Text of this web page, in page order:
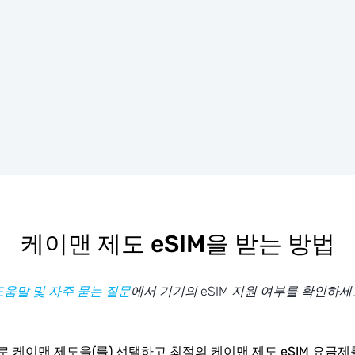
케이맨 제도 eSIM을 받는 방법
움말 및 자주 묻는 질문에서 기기의 eSIM 지원 여부를 확인하세
케이맨 제도을(를) 선택하고 최적의 케이맨 제도 eSIM 요금제